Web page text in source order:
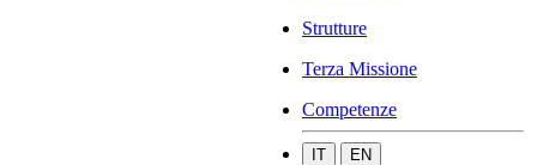
Strutture
Terza Missione
Competenze
IT EN